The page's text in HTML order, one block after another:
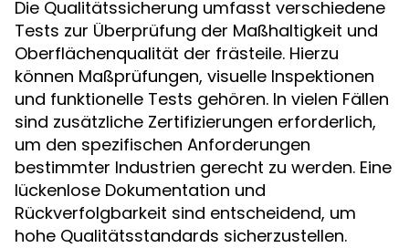
Die Qualitätssicherung umfasst verschiedene
Tests zur Überprüfung der Maßhaltigkeit und
Oberflächenqualität der frästeile. Hierzu
können Maßprüfungen, visuelle Inspektionen
und funktionelle Tests gehören. In vielen Fällen
sind zusätzliche Zertifizierungen erforderlich,
um den spezifischen Anforderungen
bestimmter Industrien gerecht zu werden. Eine
lückenlose Dokumentation und
Rückverfolgbarkeit sind entscheidend, um
hohe Qualitätsstandards sicherzustellen.